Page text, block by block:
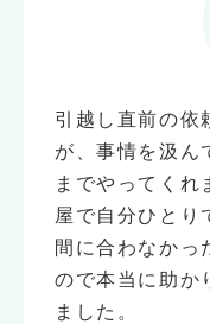
引越し直前の依
が、事情を汲ん
までやってくれ
屋で自分ひとり
間に合わなかっ
ので本当に助か
ました。